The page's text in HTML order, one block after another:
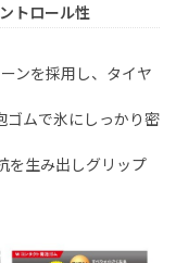
トロール性
ンを採用し、タイヤ
ゴムで氷にしっかり密
を生み出しグリップ